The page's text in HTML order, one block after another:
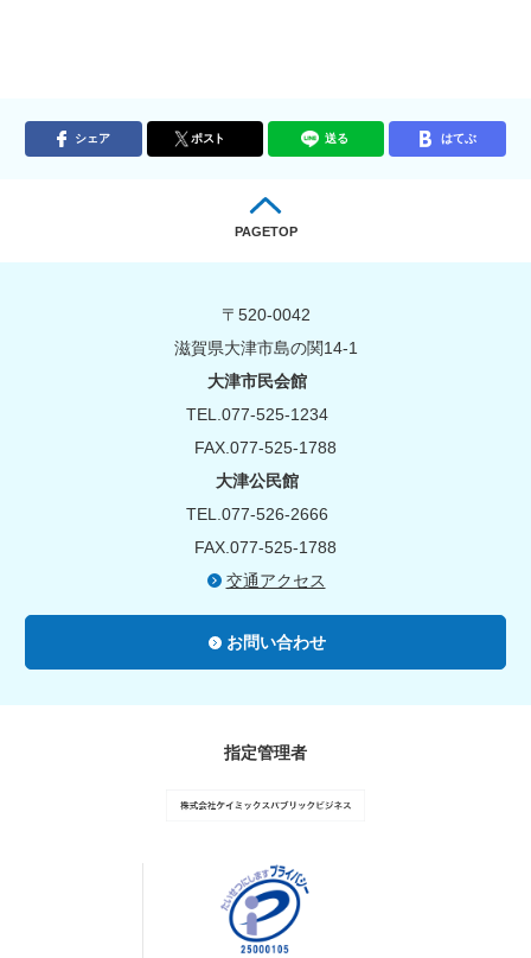
シェア ポスト 送る はてぶ
PAGETOP
〒520-0042
滋賀県大津市島の関14-1
大津市民会館
TEL.077-525-1234
FAX.077-525-1788
大津公民館
TEL.077-526-2666
FAX.077-525-1788
交通アクセス
お問い合わせ
指定管理者